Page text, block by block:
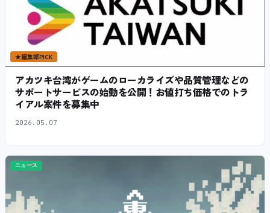
★編集部PICK
アカツキ台湾がゲームのローカライズや品質管理などの
サポートサービスの始動を公開！お値打ち価格でのトラ
イアル案件を募集中
2026.05.07
ニュース